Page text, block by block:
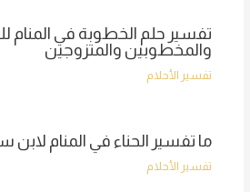
تفسير حلم الخطوبة في المنام
والمخطوبين والمتزوجين
تفسير الأحلام
ما تفسير الحناء في المنام لابن
تفسير الأحلام